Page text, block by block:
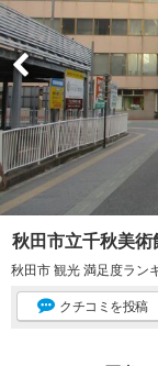
秋田市立千秋美
秋田市 観光 満足度ラン
クチコミ を投稿